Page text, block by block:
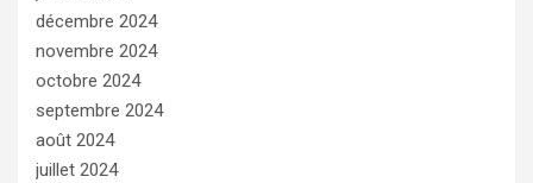
décembre 2024
novembre 2024
octobre 2024
septembre 2024
août 2024
juillet 2024